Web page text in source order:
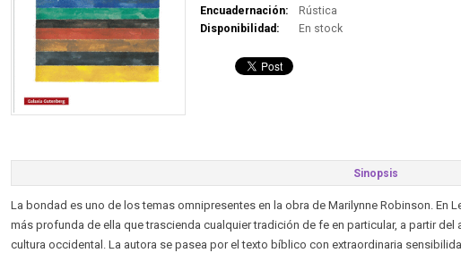
Encuadernación:
Rústica
Disponibilidad:
En stock
Sinopsis
La bondad es uno de los temas omnipresentes en la obra de Marilynne Robinson. En
más profunda de ella que trascienda cualquier tradición de fe en particular, a partir
cultura occidental. La autora se pasea por el texto bíblico con extraordinaria